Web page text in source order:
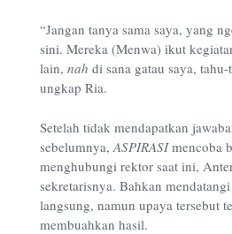
“Jangan tanya sama saya, yang
sini. Mereka (Menwa) ikut
lain, nah di sana gatau saya,
ungkap Ria.
Setelah tidak mendapatkan
sebelumnya, ASPIRASImencoba
menghubungi rektor saat ini,
sekretarisnya. Bahkan
langsung, namun upaya tersebut
membuahkan hasil.